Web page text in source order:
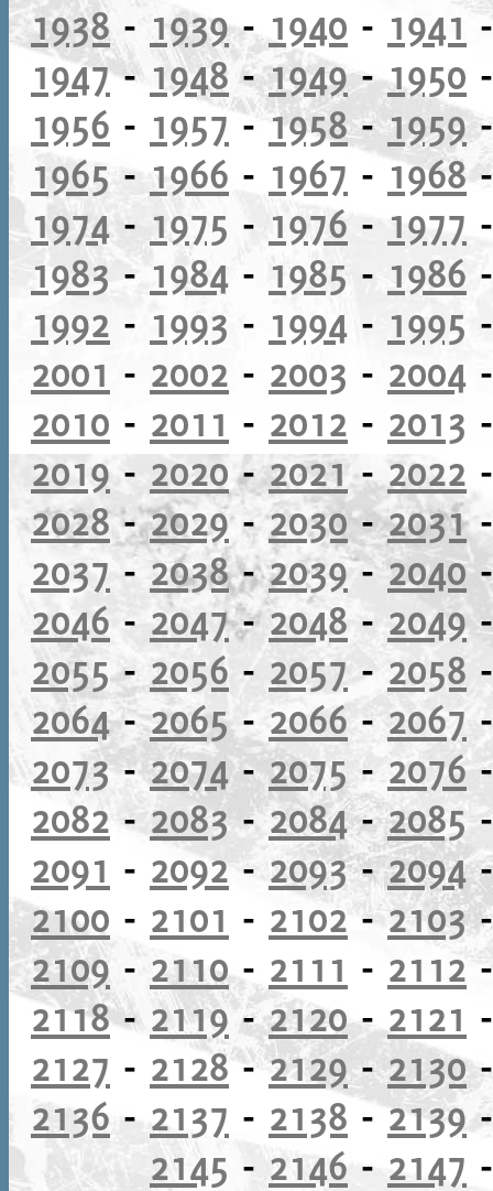
1938 - 1939- 1940 - 1941
1947- 1948-1949-1950
1956 - 1957-1958-1959
1965- 1966 - 1967 -1968
1974- 1975 - 1976 - 1977
1983- 1984 - 1985 - 1986
1992 - 1993 - 1994 - 1995
2001 - 2002 - 2003 - 2004
2010 - 2011 - 2012 - 2013
2019-2020-2021- 2022
2028-2029-2030-2031
2037 - 2038-2039-2040
2046 - 2047-2048- 2049
2055- 2056 - 2057 - 2058
2064-2065-2066-2067
2073-2074-2075 -2076
2082 - 2083-2084-2085
2091 - 2092- 2093-2094
2100 - 2101 - 2102-2103
2109 - 2110- 2111 - 2112
2118- 2119-2120- 2121
2127 - 2128-2129-2130
2136 - 2137 - 2138 -2139
2145 - 2146 - 2147